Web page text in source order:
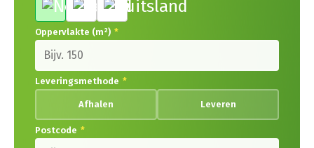
Oppervlakte (m²) *
Leveringsmethode *
Afhalen Leveren
Postcode *